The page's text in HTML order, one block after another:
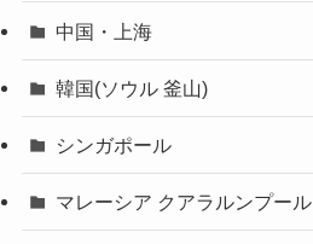
中国・上海
韓国(ソウル 釜山)
シンガポール
マレーシア クアラルンプール